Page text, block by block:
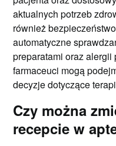
aktualnych potrzeb
również
automatyczne
preparatami oraz
farmaceuci mogą
decyzje dotyczące
Czy można
recepcie w